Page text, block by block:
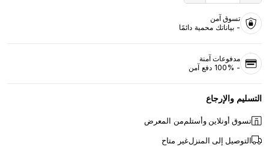
تسوق آمن
- بياناتك محمية دائمًا
مدفوعات آمنة
- 100% دفع آمن
التسليم والإرجاع
تسوق أونلاين وأستلممن المعرض
التوصيل إلى المنزلغير متاح